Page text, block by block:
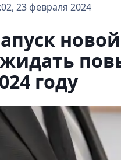
23 февраля 2024
году